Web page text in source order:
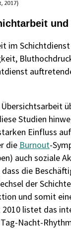
im
Studien
Einfluss
die Burnout-
auch soziale
die
der
und somit
listet das
Nacht-